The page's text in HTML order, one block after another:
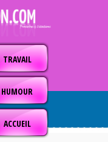
TRAVAIL
HUMOUR
ACCUEIL